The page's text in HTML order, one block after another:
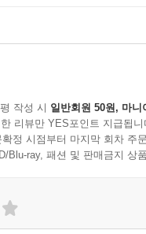
작성 시 일반회원 50원, 마니
리뷰만 YES포인트 지급됩니
정 시점부터 마지막 회차 주
Blu-ray, 패션 및 판매금지 상